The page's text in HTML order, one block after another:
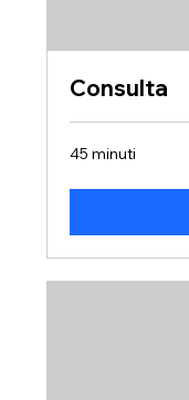
Consulta
45 minuti